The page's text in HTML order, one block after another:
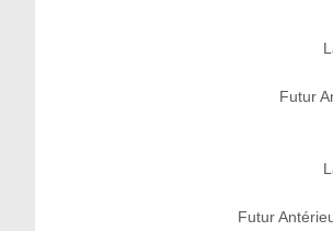
Futur
Futur